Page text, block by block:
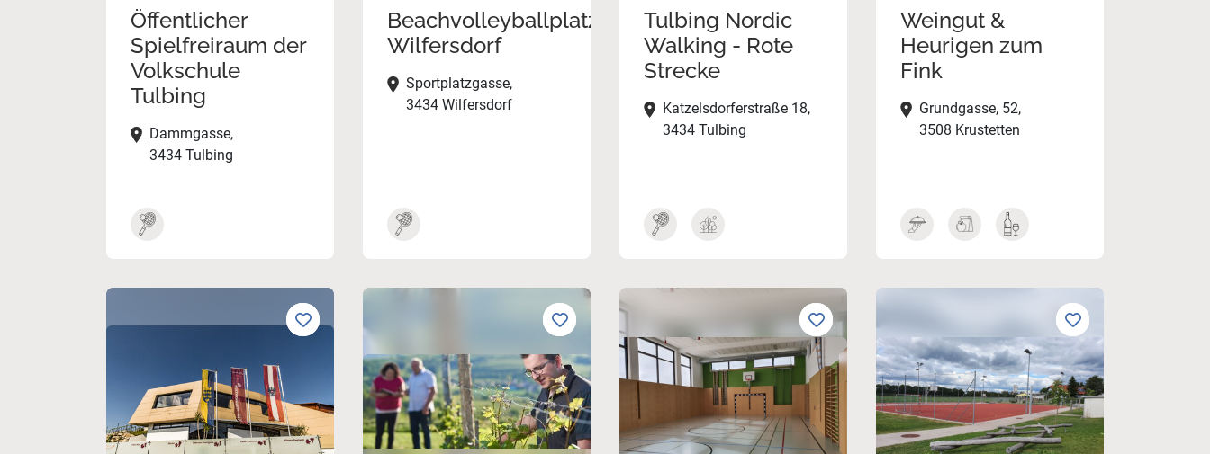
Öffentlicher
Spielfreiraum der
Volkschule
Tulbing
Dammgasse,
3434 Tulbing
Beachvolleyballplatz
Wilfersdorf
Sportplatzgasse,
3434 Wilfersdorf
Tulbing Nordic
Walking - Rote
Strecke
Katzelsdorferstraße 18,
3434 Tulbing
Weingut &
Heurigen zum
Fink
Grundgasse, 52,
3508 Krustetten